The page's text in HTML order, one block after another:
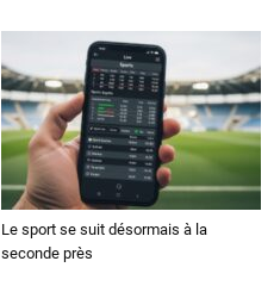
Le sport se suit désormais à la
seconde près